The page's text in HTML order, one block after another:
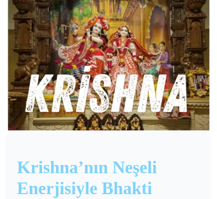
Krishna’nın Neşeli
Enerjisiyle Bhakti